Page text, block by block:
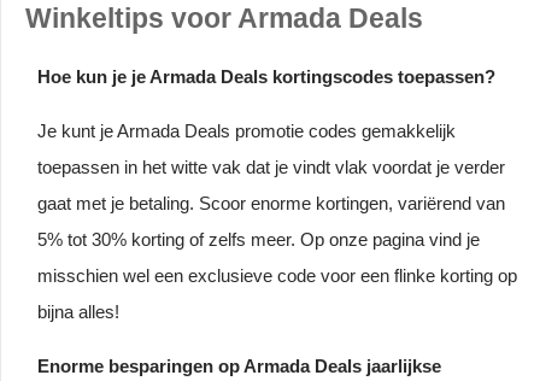
Winkeltips voor Armada Deals
Hoe kun je je Armada Deals kortingscodes toepassen?
Je kunt je Armada Deals promotie codes gemakkelijk
toepassen in het witte vak dat je vindt vlak voordat je verder
gaat met je betaling. Scoor enorme kortingen, variërend van
5% tot 30% korting of zelfs meer. Op onze pagina vind je
misschien wel een exclusieve code voor een flinke korting op
bijna alles!
Enorme besparingen op Armada Deals jaarlijkse